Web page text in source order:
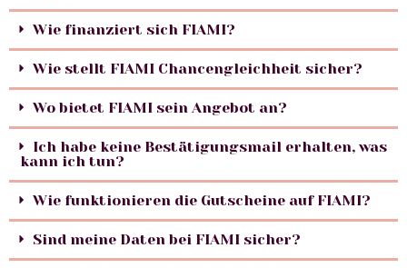
Wie finanziert sich FIAMI?
Wie stellt FIAMI Chancengleichheit sicher?
Wo bietet FIAMI sein Angebot an?
Ich habe keine Bestätigungsmail erhalten, was
kann ich tun?
Wie funktionieren die Gutscheine auf FIAMI?
Sind meine Daten bei FIAMI sicher?